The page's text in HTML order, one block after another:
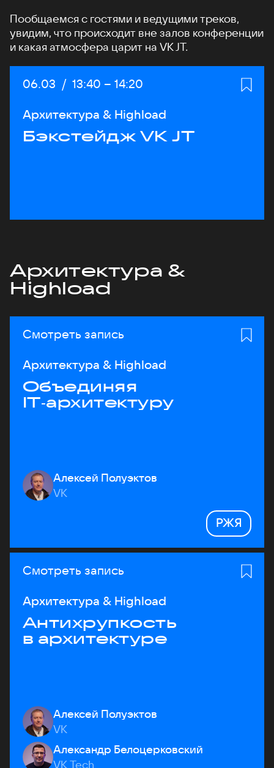
Пообщаемся с гостями и ведущими треков,
увидим, что происходит вне залов конференции
и какая атмосфера царит на VK JT.
Дата:
06.03 / Начало:
13:40 – Конец:
14:20
Архитектура & Highload
Бэкстейдж VK JT
Архитектура &
Highload
Смотреть запись
Архитектура & Highload
Объединяя
IT‑архитектуру
Алексей Полуэктов
VK
РЖЯ
Смотреть запись
Архитектура & Highload
Антихрупкость
в архитектуре
Алексей Полуэктов
VK
Александр Белоцерковский
VK Tech